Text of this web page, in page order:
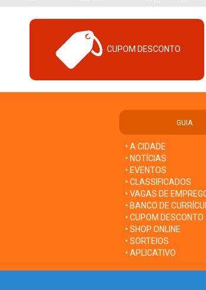
CUPOM DESCONTO
GUIA
• A CIDADE
• NOTÍCIAS
• EVENTOS
• CLASSIFICADOS
• VAGAS DE
• BANCO DE
• CUPOM DESCONTO
• SHOP ONLINE
• SORTEIOS
• APLICATIVO